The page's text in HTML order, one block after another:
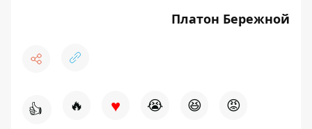
Платон Бережной
👍 🔥 ♥ 😭 😆 😡